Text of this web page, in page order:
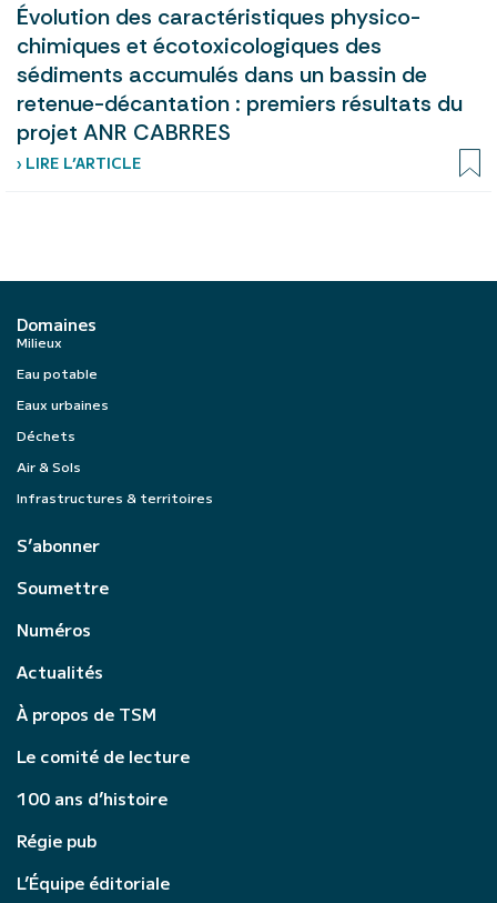
Évolution des caractéristiques physico-
chimiques et écotoxicologiques des
sédiments accumulés dans un bassin de
retenue-décantation : premiers résultats du
projet ANR CABRRES
› LIRE L’ARTICLE
Domaines
Milieux
Eau potable
Eaux urbaines
Déchets
Air & Sols
Infrastructures & territoires
S’abonner
Soumettre
Numéros
Actualités
À propos de TSM
Le comité de lecture
100 ans d’histoire
Régie pub
L’Équipe éditoriale